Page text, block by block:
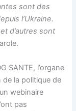
sont des
l’Ukraine.
d’autres sont
SANTE, l’organe
de la politique de
webinaire
pas